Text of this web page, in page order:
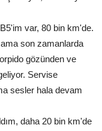
var, 80 bin km'de.
son zamanlarda
gözünden ve
Servise
sesler hala devam
daha 20 bin km'de